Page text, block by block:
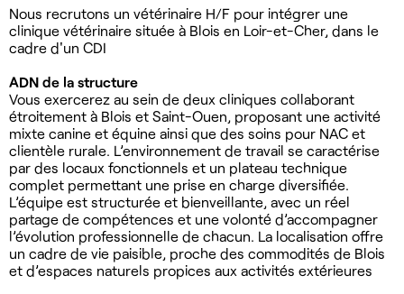
Nous recrutons un vétérinaire H/F pour intégrer une
clinique vétérinaire située à Blois en Loir-et-Cher, dans le
cadre d'un CDI
ADN de la structure
Vous exercerez au sein de deux cliniques collaborant
étroitement à Blois et Saint-Ouen, proposant une activité
mixte canine et équine ainsi que des soins pour NAC et
clientèle rurale. L’environnement de travail se caractérise
par des locaux fonctionnels et un plateau technique
complet permettant une prise en charge diversifiée.
L’équipe est structurée et bienveillante, avec un réel
partage de compétences et une volonté d’accompagner
l’évolution professionnelle de chacun. La localisation offre
un cadre de vie paisible, proche des commodités de Blois
et d’espaces naturels propices aux activités extérieures